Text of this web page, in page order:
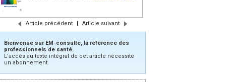
Article précédent | Article suivant
Bienvenue sur EM-consulte, la référence des
professionnels de santé.
L’accès au texte intégral de cet article nécessite
un abonnement.